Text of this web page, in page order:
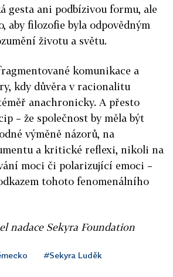
gesta ani podbízivou formu, ale
aby filozofie byla odpovědným
životu a světu.
komunikace a
kdy důvěra v racionalitu
anachronicky. A přesto
– že společnost by měla být
výměně názorů, na
a kritické reflexi, nikoli na
moci či polarizující emoci –
tohoto fenomenálního
nadace Sekyra Foundation
#Sekyra Luděk